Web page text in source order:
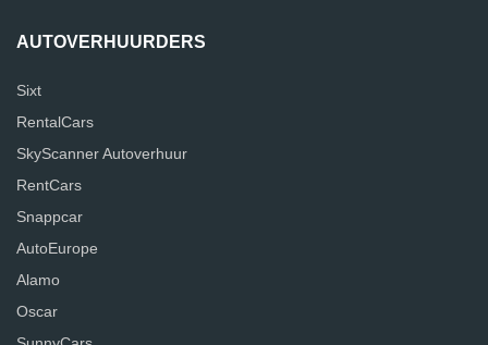
AUTOVERHUURDERS
Sixt
RentalCars
SkyScanner Autoverhuur
RentCars
Snappcar
AutoEurope
Alamo
Oscar